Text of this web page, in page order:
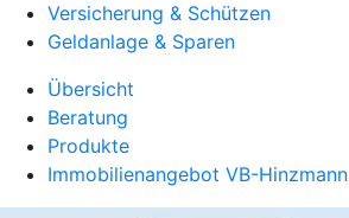
Versicherung & Schützen
Geldanlage & Sparen
Übersicht
Beratung
Produkte
Immobilienangebot VB-Hinzmann